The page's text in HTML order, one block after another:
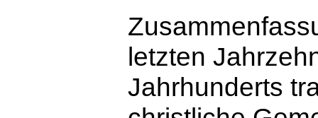
letzten
Jahrhunderts